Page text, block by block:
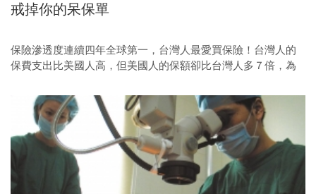
戒掉你的呆保單
保險滲透度連續四年全球第一，台灣人最愛買保險！台灣人的
保費支出比美國人高，但美國人的保額卻比台灣人多７倍，為
「保額不足」、「險種不齊」的危機之中！